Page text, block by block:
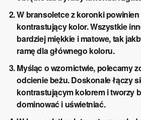
W bransoletce z koronki
kontrastujący kolor. Wszystkie
bardziej miękkie i matowe, tak
ramę dla głównego koloru.
Myśląc o wzornictwie, polecamy
odcienie beżu. Doskonale łączy
kontrastującym kolorem i tworzy
dominować i uświetniać.